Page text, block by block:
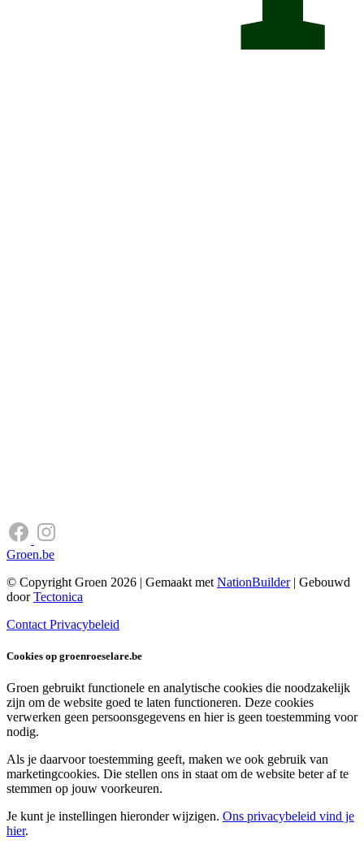
Groen.be
© Copyright Groen 2026 | Gemaakt met NationBuilder| Gebouwd
doorTectonica
Contact Privacybeleid
Cookies op groenroeselare.be
Groen gebruikt functionele en analytische cookies die noodzakelijk
zijn om de website goed te laten functioneren. Deze cookies
verwerken geen persoonsgegevens en hier is geen toestemming voor
nodig.
Als je daarvoor toestemming geeft, maken we ook gebruik van
marketingcookies. Die stellen ons in staat om de website beter af te
stemmen op jouw voorkeuren.
Je kunt je instellingen hieronder wijzigen. Ons privacybeleid vind je
hier.